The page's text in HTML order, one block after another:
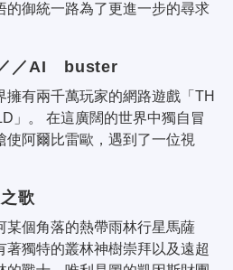
的御統一路為了更進一步的尋求
／AI buster
擁有兩千萬玩家的網路遊戲「TH
」。 在這廣闊的世界中獨自冒
使阿爾比雷歐，遇到了一位視
歌
某個角落的熱帶雨林行星馬薩
著獨特的叢林神樹崇拜以及遠超